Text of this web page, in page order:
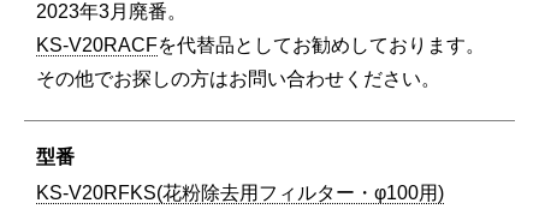
2023年3月廃番。
KS-V20RACFを代替品としてお勧めしております。
その他でお探しの方はお問い合わせください。
KS-V20RFKS(花粉除去用フィルター・φ100用)